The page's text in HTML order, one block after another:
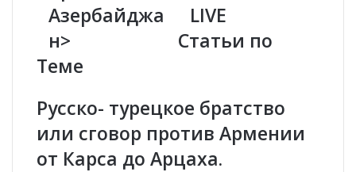
р
А
л
е
а
и
П
а
Азербайджа
н>
н
о
п
м
р
и
LIVE
Статьи по
Теме
Русско- турецкое братство
или сговор против Армении
от Карса до Арцаха.